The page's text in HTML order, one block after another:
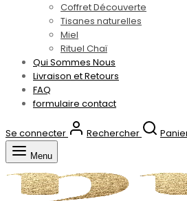
Coffret Découverte
Tisanes naturelles
Miel
Rituel Chaï
Qui Sommes Nous
Livraison et Retours
FAQ
formulaire contact
Se connecter Rechercher
Menu